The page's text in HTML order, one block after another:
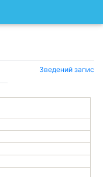
Зведений запис